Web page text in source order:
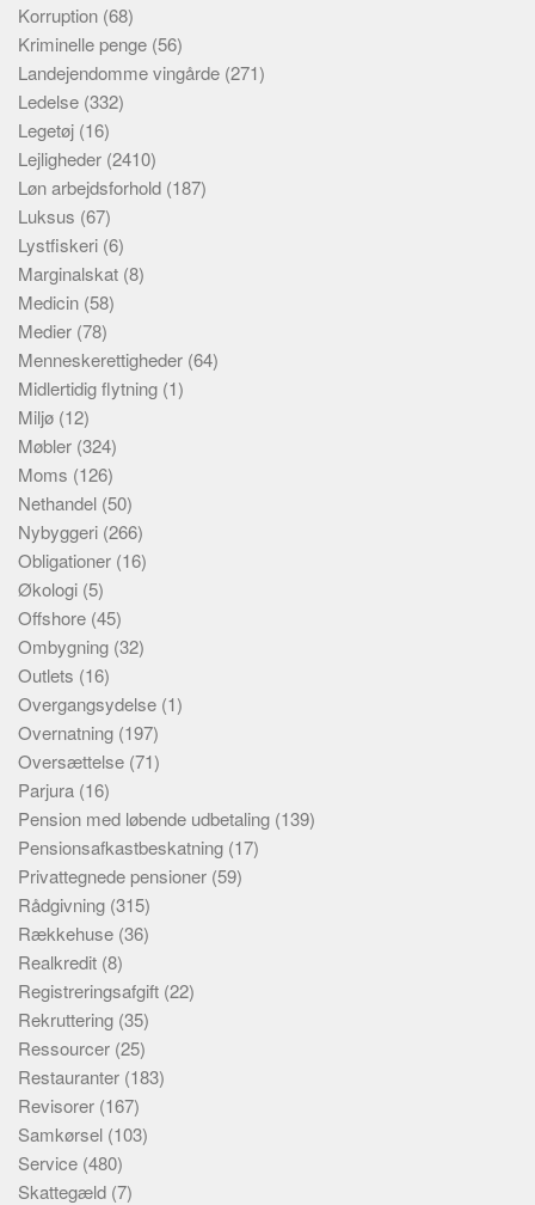
Korruption (68)
Kriminelle penge (56)
Landejendomme vingårde (271)
Ledelse (332)
Legetøj (16)
Lejligheder (2410)
Løn arbejdsforhold (187)
Luksus (67)
Lystfiskeri (6)
Marginalskat (8)
Medicin (58)
Medier (78)
Menneskerettigheder (64)
Midlertidig flytning (1)
Miljø (12)
Møbler (324)
Moms (126)
Nethandel (50)
Nybyggeri (266)
Obligationer (16)
Økologi (5)
Offshore (45)
Ombygning (32)
Outlets (16)
Overgangsydelse (1)
Overnatning (197)
Oversættelse (71)
Parjura (16)
Pension med løbende udbetaling (139)
Pensionsafkastbeskatning (17)
Privattegnede pensioner (59)
Rådgivning (315)
Rækkehuse (36)
Realkredit (8)
Registreringsafgift (22)
Rekruttering (35)
Ressourcer (25)
Restauranter (183)
Revisorer (167)
Samkørsel (103)
Service (480)
Skattegæld (7)